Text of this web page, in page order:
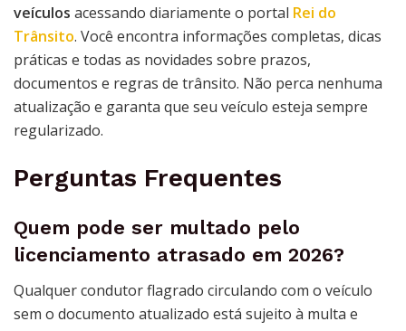
veículos acessando diariamente o portal Rei do
Trânsito. Você encontra informações completas, dicas
práticas e todas as novidades sobre prazos,
documentos e regras de trânsito. Não perca nenhuma
atualização e garanta que seu veículo esteja sempre
regularizado.
Perguntas Frequentes
Quem pode ser multado pelo
licenciamento atrasado em 2026?
Qualquer condutor flagrado circulando com o veículo
sem o documento atualizado está sujeito à multa e